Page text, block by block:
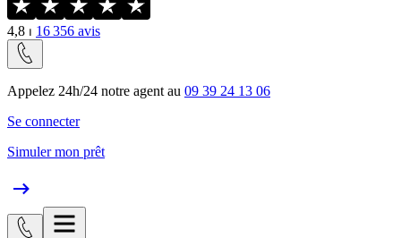
4,8 ⏐ 16 356 avis
Appelez 24h/24 notre agent au 09 39 24 13 06
Se connecter
Simuler mon prêt